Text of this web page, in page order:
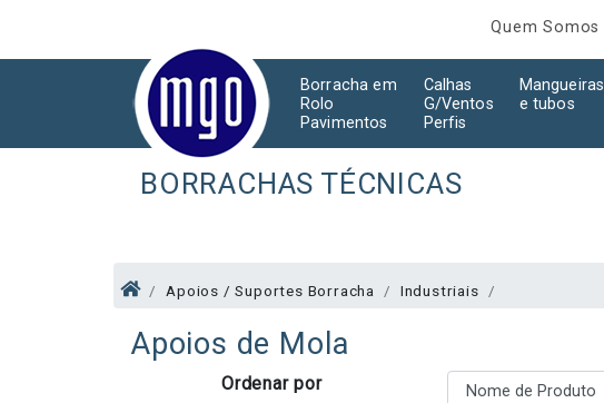
Quem Somos
Borracha em
Rolo
Pavimentos
Calhas
G/Ventos
Perfis
Mangueiras
e tubos
BORRACHAS TÉCNICAS
Apoios / Suportes Borracha Industriais
Apoios de Mola
Ordenar por